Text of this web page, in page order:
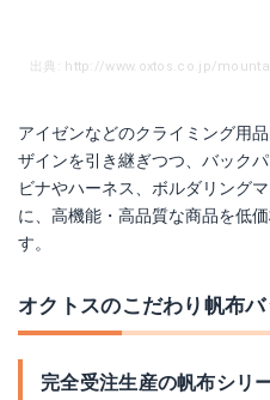
アイゼンなどのクライミング用
ザインを引き継ぎつつ、バック
ビナやハーネス、ボルダリング
に、高機能・高品質な商品を低
す。
オクトスのこだわり帆布
完全受注生産の帆布シリ